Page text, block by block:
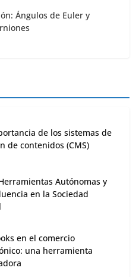
Ángulos de Euler y
de los sistemas de
de contenidos (CMS)
Autónomas y
en la Sociedad
en el comercio
una herramienta